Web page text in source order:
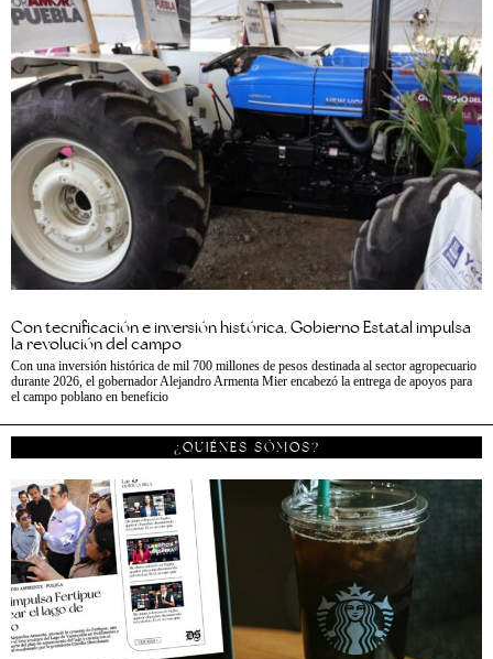
Con tecnificación e inversión histórica, Gobierno Estatal impulsa
la revolución del campo
Con una inversión histórica de mil 700 millones de pesos destinada al sector agropecuario
durante 2026, el gobernador Alejandro Armenta Mier encabezó la entrega de apoyos para
el campo poblano en beneficio
¿QUIÉNES SÓMOS?